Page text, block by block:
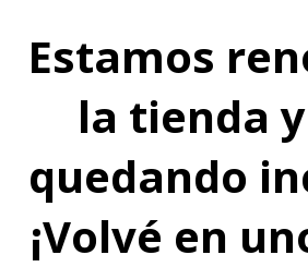
Estamos
la tienda
quedando
¡Volvé en